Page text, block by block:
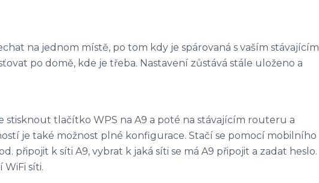
na jednom místě, po tom kdy je spárovaná s vaším stávajícím
po domě, kde je třeba. Nastavení zůstává stále uloženo a
stisknout tlačítko WPS na A9 a poté na stávajícím routeru a
je také možnost plné konfigurace. Stačí se pomocí mobilního
k síti A9, vybrat k jaká síti se má A9 připojit a zadat heslo.
WiFi síti.